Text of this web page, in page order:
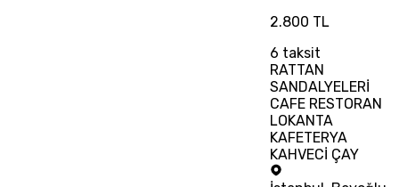
2.800 TL
6 taksit
RATTAN
SANDALYELERİ
CAFE RESTORAN
LOKANTA
KAFETERYA
KAHVECİ ÇAY